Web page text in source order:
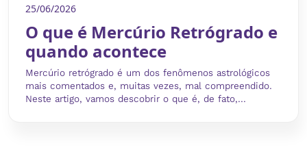
25/06/2026
O que é Mercúrio Retrógrado e
quando acontece
Mercúrio retrógrado é um dos fenômenos astrológicos
mais comentados e, muitas vezes, mal compreendido.
Neste artigo, vamos descobrir o que é, de fato,...